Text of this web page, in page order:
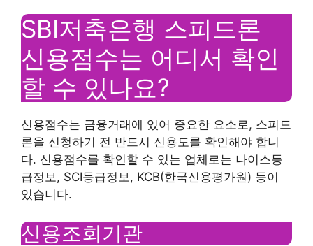
SBI저축은행 스피드론
신용점수는 어디서 확인
할 수 있나요?
신용점수는 금융거래에 있어 중요한 요소로, 스피드
론을 신청하기 전 반드시 신용도를 확인해야 합니
다. 신용점수를 확인할 수 있는 업체로는 나이스등
급정보, SCI등급정보, KCB(한국신용평가원) 등이
있습니다.
신용조회기관